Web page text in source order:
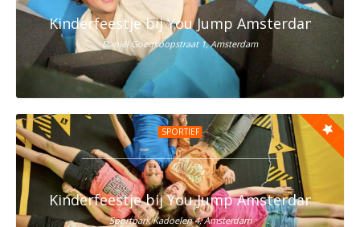
Kinderfeestje bij You Jump Amsterdam Oost
Daniël Goedkoopstraat 1, Amsterdam
SPORTIEF
Kinderfeestje bij You Jump Amsterdam
Sportpark Kadoelen 4, Amsterdam